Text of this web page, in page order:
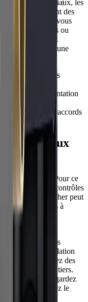
commerciaux, les
qui nécessitent des
un plombier si vous
des vannes ou
rincez
de fuites sous une
les boîtiers et les
et en alimentation
tous les raccords
et signaux
entretenu. Pour ce
cartouches, des contrôles
modèle moins cher peut
difficiles à
vagues sur les
coût pour les
manuel d’installation
recherchez des
réalisées par un tiers.
compte, alors gardez
et documentez le